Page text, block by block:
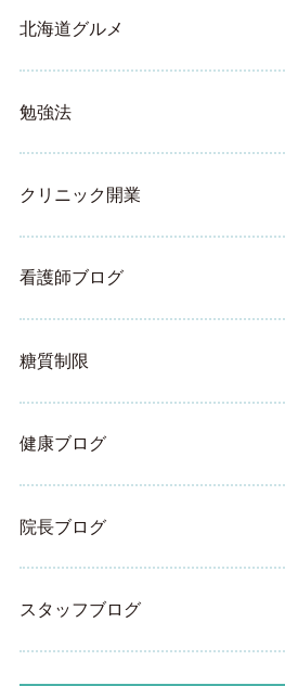
北海道グルメ
勉強法
クリニック開業
看護師ブログ
糖質制限
健康ブログ
院長ブログ
スタッフブログ